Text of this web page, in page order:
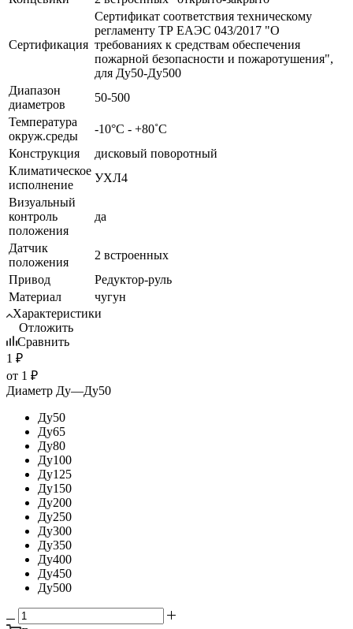
Сертификация
Сертификат соответствия техническому
регламенту ТР ЕАЭС 043/2017 "О
требованиях к средствам обеспечения
пожарной безопасности и пожаротушения",
для Ду50-Ду500
Диапазон
диаметров
50-500
Температура
окруж.среды
-10°С - +80˚С
Конструкция
дисковый поворотный
Климатическое
исполнение
УХЛ4
Визуальный
контроль
положения
да
Датчик
положения
2 встроенных
Привод
Редуктор-руль
Материал
чугун
Характеристики
Отложить
Сравнить
1 ₽
от 1 ₽
Диаметр Ду—Ду50
Ду50
Ду65
Ду80
Ду100
Ду125
Ду150
Ду200
Ду250
Ду300
Ду350
Ду400
Ду450
Ду500